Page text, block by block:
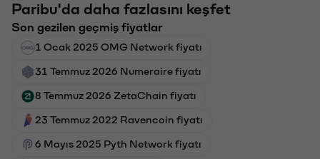
Paribu'da daha fazlasını keşfet
Son gezilen geçmiş fiyatlar
1 Ocak 2025 OMG Network fiyatı
31 Temmuz 2026 Numeraire fiyatı
8 Temmuz 2026 ZetaChain fiyatı
23 Temmuz 2022 Ravencoin fiyatı
6 Mayıs 2025 Pyth Network fiyatı